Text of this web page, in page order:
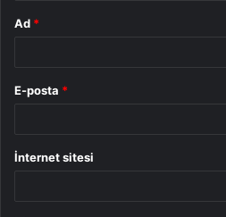
Ad *
E-posta *
İnternet sitesi